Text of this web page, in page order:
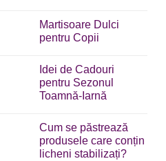
Martisoare Dulci
pentru Copii
Idei de Cadouri
pentru Sezonul
Toamnă-Iarnă
Cum se păstrează
produsele care conțin
licheni stabilizați?